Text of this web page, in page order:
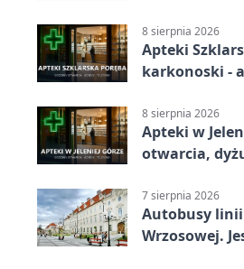
8 sierpnia 2026
Apteki
karkonoski -
8 sierpnia 2026
Apteki w
otwarcia,
7 sierpnia 2026
Autobusy
Wrzosowej.